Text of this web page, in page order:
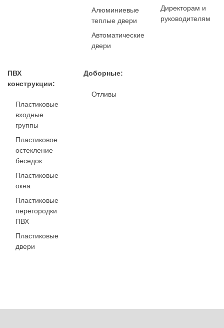
Алюминиевые
теплые двери
Автоматические
двери
ПВХ
конструкции:
Пластиковые
входные
группы
Пластиковое
остекление
беседок
Пластиковые
окна
Пластиковые
перегородки
ПВХ
Пластиковые
двери
Доборные:
Отливы
Директорам и
руководителям